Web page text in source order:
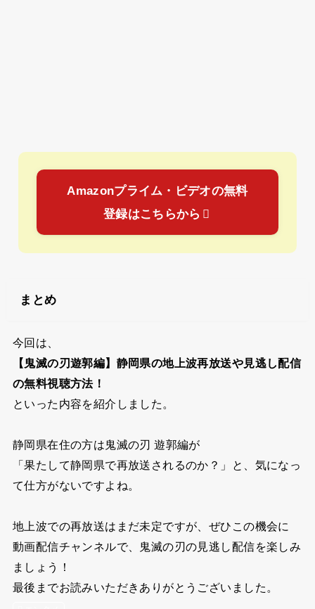
Amazonプライム・ビデオの無料
登録はこちらから
まとめ
今回は、
【鬼滅の刃遊郭編】静岡県の地上波再放送や見逃し配信
の無料視聴方法！
といった内容を紹介しました。
静岡県在住の方は鬼滅の刃 遊郭編が
「果たして静岡県で再放送されるのか？」と、気になっ
て仕方がないですよね。
地上波での再放送はまだ未定ですが、ぜひこの機会に
動画配信チャンネルで、鬼滅の刃の見逃し配信を楽しみ
ましょう！
最後までお読みいただきありがとうございました。